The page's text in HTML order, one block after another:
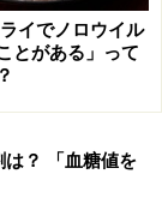
、食事時間は
ている話はよ
なっている場
「うつ」を発
イでノロウイル
とがある」って
は？ 「血糖値を